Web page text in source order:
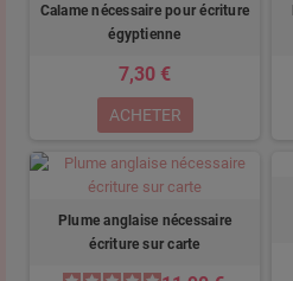
Calame nécessaire pour écriture
égyptienne
7,30 €
ACHETER
Plume anglaise nécessaire
écriture sur carte